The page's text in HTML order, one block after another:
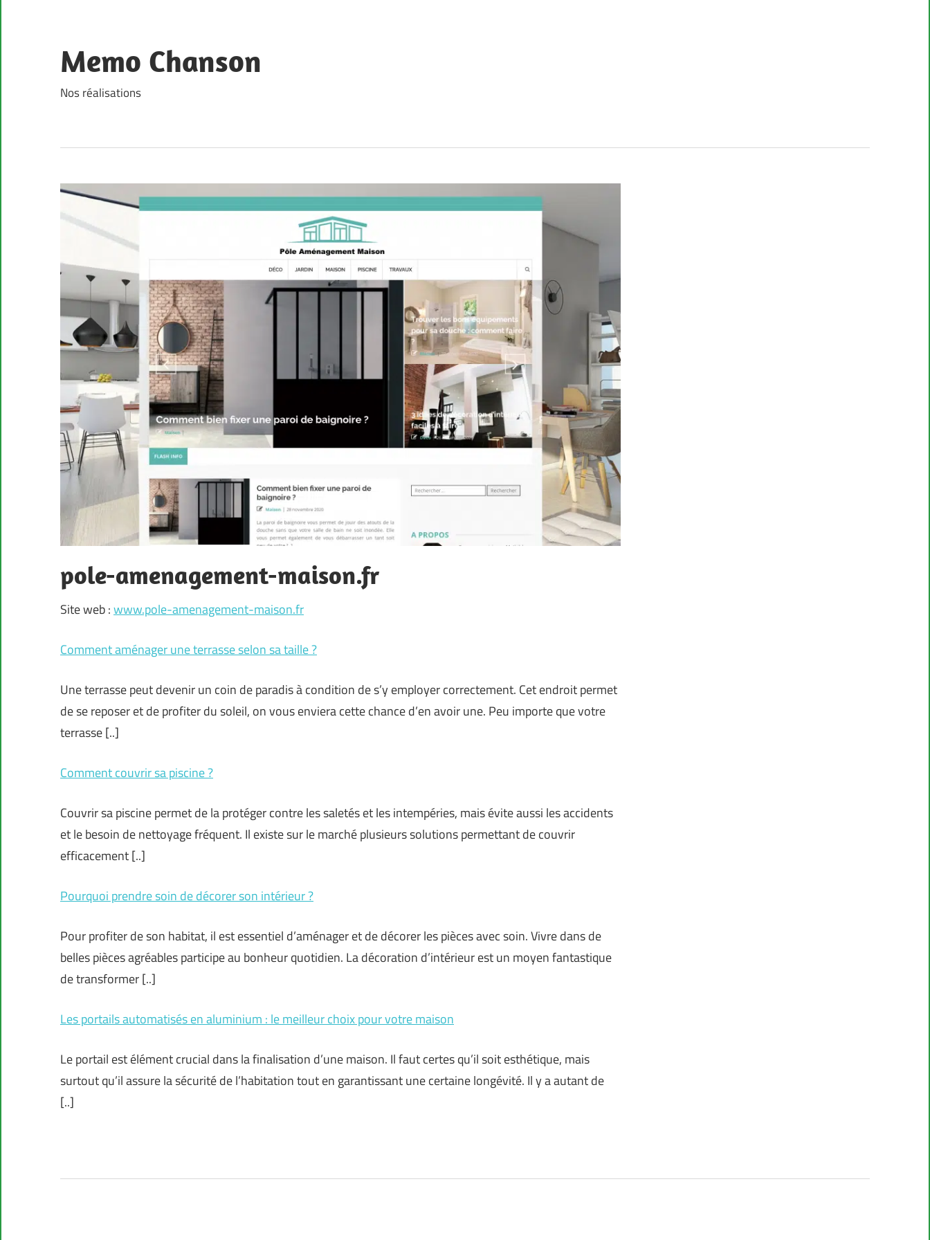
content
Memo Chanson
Nos réalisations
pole-amenagement-maison.fr
Site web :www.pole-amenagement-maison.fr
Comment aménager une terrasse selon sa taille ?
Une terrasse peut devenir un coin de paradis à condition de s’y employer correctement. Cet endroit permet
de se reposer et de profiter du soleil, on vous enviera cette chance d’en avoir une. Peu importe que votre
terrasse [..]
Comment couvrir sa piscine ?
Couvrir sa piscine permet de la protéger contre les saletés et les intempéries, mais évite aussi les accidents
et le besoin de nettoyage fréquent. Il existe sur le marché plusieurs solutions permettant de couvrir
efficacement [..]
Pourquoi prendre soin de décorer son intérieur ?
Pour profiter de son habitat, il est essentiel d’aménager et de décorer les pièces avec soin. Vivre dans de
belles pièces agréables participe au bonheur quotidien. La décoration d’intérieur est un moyen fantastique
de transformer [..]
Les portails automatisés en aluminium : le meilleur choix pour votre maison
Le portail est élément crucial dans la finalisation d’une maison. Il faut certes qu’il soit esthétique, mais
surtout qu’il assure la sécurité de l’habitation tout en garantissant une certaine longévité. Il y a autant de
[..]